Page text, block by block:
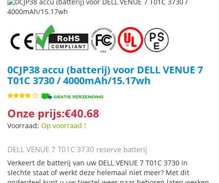
0CJP38 accu (batterij) voor DELL VENUE 7
T01C 3730 / 4000mAh/15.17wh
Onze prijs:€40.68
Voorraad: Op voorraad !
DELL VENUE 7 T01C 3730 reserve batterij
Verkeert de batterij van uw DELL VENUE 7 T01C 3730 in
slechte staat of werkt deze helemaal niet meer? Met dit